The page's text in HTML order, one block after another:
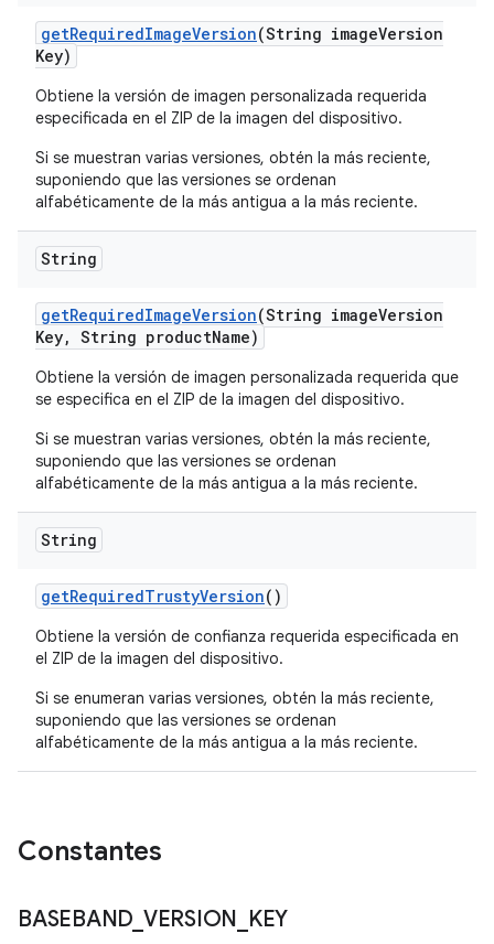
getRequiredImageVersion(String imageVersion
Key)
Obtiene la versión de imagen personalizada requerida
especificada en el ZIP de la imagen del dispositivo.
Si se muestran varias versiones, obtén la más reciente,
suponiendo que las versiones se ordenan
alfabéticamente de la más antigua a la más reciente.
String
getRequiredImageVersion(String imageVersion
Key, String productName)
Obtiene la versión de imagen personalizada requerida que
se especifica en el ZIP de la imagen del dispositivo.
Si se muestran varias versiones, obtén la más reciente,
suponiendo que las versiones se ordenan
alfabéticamente de la más antigua a la más reciente.
String
getRequiredTrustyVersion()
Obtiene la versión de confianza requerida especificada en
el ZIP de la imagen del dispositivo.
Si se enumeran varias versiones, obtén la más reciente,
suponiendo que las versiones se ordenan
alfabéticamente de la más antigua a la más reciente.
Constantes
BASEBAND VERSION KEY